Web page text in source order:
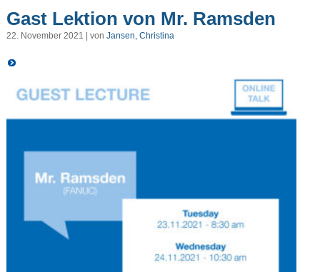
Gast Lektion von Mr. Ramsden
22. November 2021 | von Jansen, Christina